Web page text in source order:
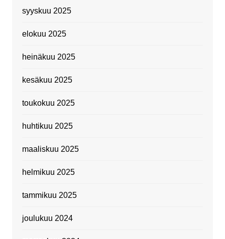
syyskuu 2025
elokuu 2025
heinäkuu 2025
kesäkuu 2025
toukokuu 2025
huhtikuu 2025
maaliskuu 2025
helmikuu 2025
tammikuu 2025
joulukuu 2024